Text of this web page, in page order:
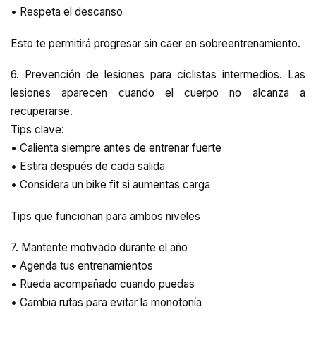
• Respeta el descanso
Esto te permitirá progresar sin caer en sobreentrenamiento.
6. Prevención de lesiones para ciclistas intermedios. Las
lesiones aparecen cuando el cuerpo no alcanza a
recuperarse.
Tips clave:
• Calienta siempre antes de entrenar fuerte
• Estira después de cada salida
• Considera un bike fit si aumentas carga
Tips que funcionan para ambos niveles
7. Mantente motivado durante el año
• Agenda tus entrenamientos
• Rueda acompañado cuando puedas
• Cambia rutas para evitar la monotonía